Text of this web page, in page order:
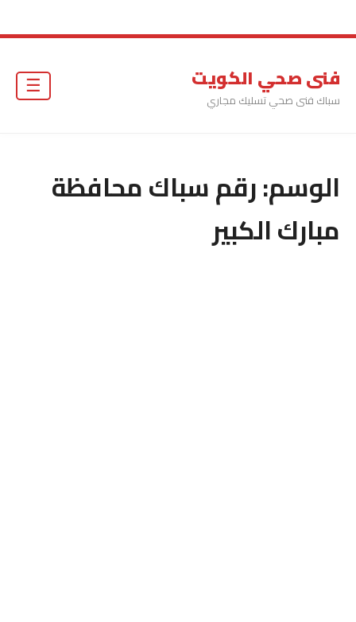
فنى صحي الكويت
سباك فنى صحي تسليك مجاري
الوسم:رقم سباك محافظة
مبارك الكبير